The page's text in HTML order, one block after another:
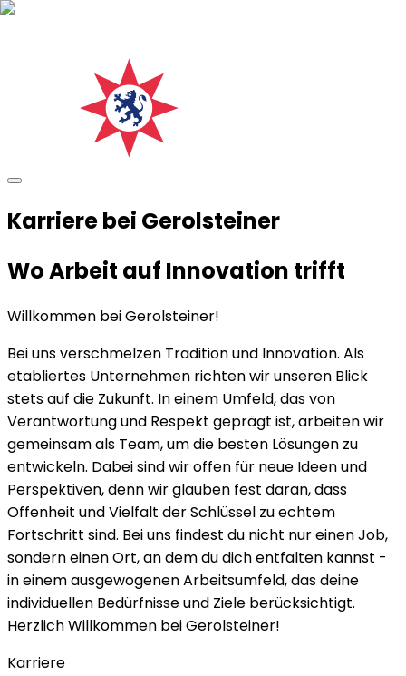
Karriere bei Gerolsteiner
Wo Arbeit auf Innovation trifft
Willkommen bei Gerolsteiner!
Bei uns verschmelzen Tradition und Innovation. Als
etabliertes Unternehmen richten wir unseren Blick
stets auf die Zukunft. In einem Umfeld, das von
Verantwortung und Respekt geprägt ist, arbeiten wir
gemeinsam als Team, um die besten Lösungen zu
entwickeln. Dabei sind wir offen für neue Ideen und
Perspektiven, denn wir glauben fest daran, dass
Offenheit und Vielfalt der Schlüssel zu echtem
Fortschritt sind. Bei uns findest du nicht nur einen Job,
sondern einen Ort, an dem du dich entfalten kannst -
in einem ausgewogenen Arbeitsumfeld, das deine
individuellen Bedürfnisse und Ziele berücksichtigt.
Herzlich Willkommen bei Gerolsteiner!
Karriere